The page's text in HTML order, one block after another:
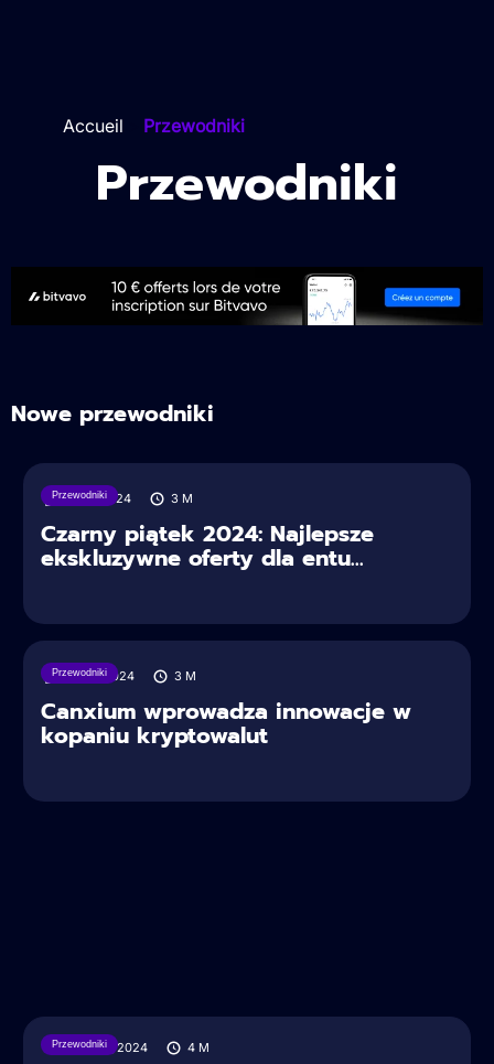
Accueil Przewodniki
Przewodniki
Nowe przewodniki
Przewodniki
29/11/2024 3 M
Czarny piątek 2024: Najlepsze
ekskluzywne oferty dla entu...
Przewodniki
09/10/2024 3 M
Canxium wprowadza innowacje w
kopaniu kryptowalut
Przewodniki
30/03/2024 4 M